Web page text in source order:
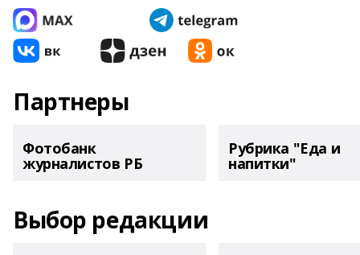
Партнеры
Фотобанк
журналистов РБ
Рубрика "Еда и
напитки"
Выбор редакции